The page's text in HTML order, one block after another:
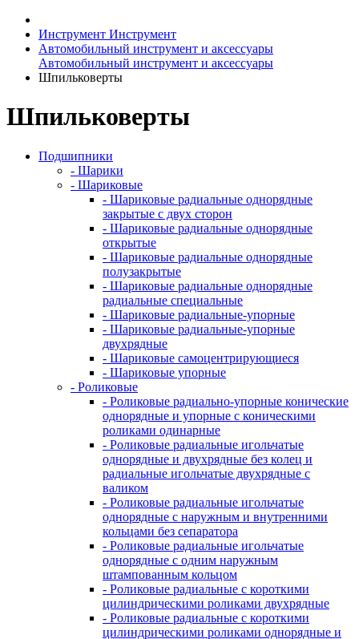
Инструмент Инструмент
Автомобильный инструмент и аксессуары
Автомобильный инструмент и аксессуары
Шпильковерты
Шпильковерты
Подшипники
- Шарики
- Шариковые
- Шариковые радиальные однорядные
закрытые с двух сторон
- Шариковые радиальные однорядные
открытые
- Шариковые радиальные однорядные
полузакрытые
- Шариковые радиальные однорядные
радиальные специальные
- Шариковые радиальные-упорные
- Шариковые радиальные-упорные
двухрядные
- Шариковые самоцентрирующиеся
- Шариковые упорные
- Роликовые
- Роликовые радиально-упорные конические
однорядные и упорные с коническими
роликами одинарные
- Роликовые радиальные игольчатые
однорядные и двухрядные без колец и
радиальные игольчатые двухрядные с
валиком
- Роликовые радиальные игольчатые
однорядные с наружным и внутренними
кольцами без сепаратора
- Роликовые радиальные игольчатые
однорядные с одним наружным
штампованным кольцом
- Роликовые радиальные с короткими
цилиндрическими роликами двухрядные
- Роликовые радиальные с короткими
цилиндрическими роликами однорядные и